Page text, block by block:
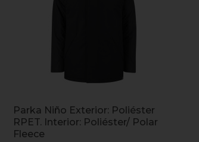
Parka Niño Exterior: Poliéster
RPET. Interior: Poliéster/ Polar
Fleece